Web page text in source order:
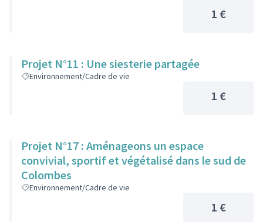
1 €
Projet N°11 : Une siesterie partagée
Environnement/Cadre de vie
1 €
Projet N°17 : Aménageons un espace
convivial, sportif et végétalisé dans le sud de
Colombes
Environnement/Cadre de vie
1 €